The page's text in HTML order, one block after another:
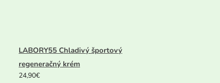
LABORY55 Chladivý športový
regeneračný krém
24,90€